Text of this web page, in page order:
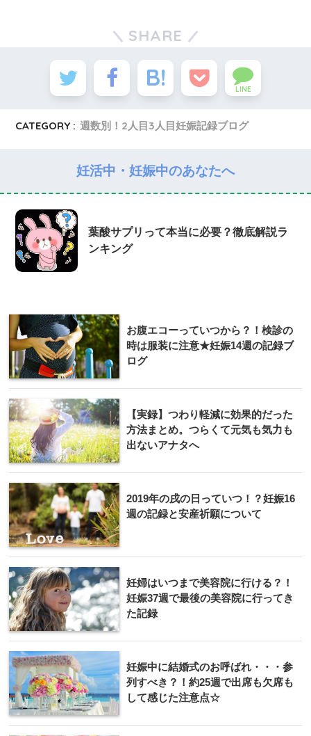
SHARE
LINE
CATEGORY : 週数別！2人目3人目妊娠記録ブログ
妊活中・妊娠中のあなたへ
葉酸サプリって本当に必要？徹底解説ラ
ンキング
お腹エコーっていつから？！検診の
時は服装に注意★妊娠14週の記録ブ
ログ
【実録】つわり軽減に効果的だった
方法まとめ。つらくて元気も気力も
出ないアナタへ
2019年の戌の日っていつ！？妊娠16
週の記録と安産祈願について
妊婦はいつまで美容院に行ける？！
妊娠37週で最後の美容院に行ってき
た記録
妊娠中に結婚式のお呼ばれ・・・参
列すべき？！約25週で出席も欠席も
して感じた注意点☆